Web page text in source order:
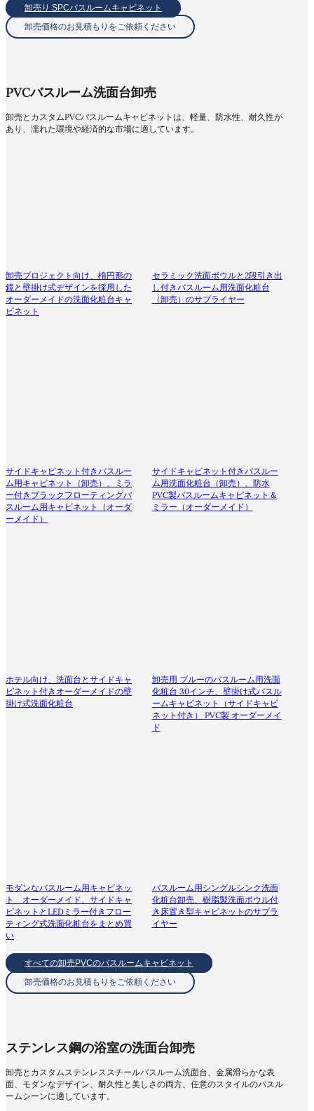
卸売り SPCバスルームキャビネット
卸売価格のお見積もりをご依頼ください
PVCバスルーム洗面台卸売
卸売とカスタムPVCバスルームキャビネットは、軽量、防水性、耐久性が
あり、濡れた環境や経済的な市場に適しています。
卸売プロジェクト向け、楕円形の
鏡と壁掛け式デザインを採用した
オーダーメイドの洗面化粧台キャ
ビネット
セラミック洗面ボウルと2段引き出
し付きバスルーム用洗面化粧台
（卸売）のサプライヤー
サイドキャビネット付きバスルー
ム用キャビネット（卸売）、ミラ
ー付きブラックフローティングバ
スルーム用キャビネット（オーダ
ーメイド）
サイドキャビネット付きバスルー
ム用洗面化粧台（卸売）、防水
PVC製バスルームキャビネット＆
ミラー（オーダーメイド）
ホテル向け、洗面台とサイドキャ
ビネット付きオーダーメイドの壁
掛け式洗面化粧台
卸売用 ブルーのバスルーム用洗面
化粧台 30インチ、壁掛け式バスル
ームキャビネット（サイドキャビ
ネット付き） PVC製 オーダーメイ
ド
モダンなバスルーム用キャビネッ
ト オーダーメイド、サイドキャ
ビネットとLEDミラー付きフロー
ティング式洗面化粧台をまとめ買
い
バスルーム用シングルシンク洗面
化粧台卸売、樹脂製洗面ボウル付
き床置き型キャビネットのサプラ
イヤー
すべての卸売PVCのバスルームキャビネット
卸売価格のお見積もりをご依頼ください
ステンレス鋼の浴室の洗面台卸売
卸売とカスタムステンレススチールバスルーム洗面台、金属滑らかな表
面、モダンなデザイン、耐久性と美しさの両方、任意のスタイルのバスル
ームシーンに適しています。